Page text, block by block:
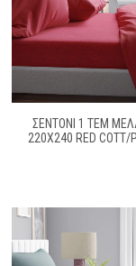
ΣΕΝΤΟΝΙ 1 ΤΕΜ
220X240 RED COTT/